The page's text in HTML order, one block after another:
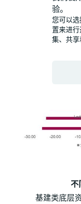
2020年
不
基建类底层
验。
您可以
置来进
集、共